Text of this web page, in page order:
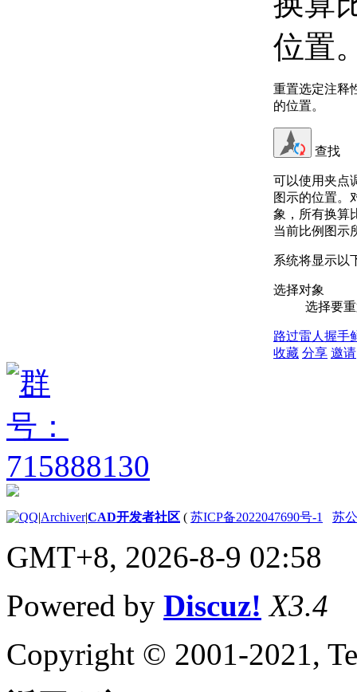
位置
重置选定注释
的位置。
查找
可以使用夹点
图示的位置。
象，所有换算
当前比例图示
系统将显示以
选择对象
选择要
路过雷人 握手
收藏 分享 邀请
|Archiver|CAD开发者社区 ( 苏ICP备2022047690号-1 苏
GMT+8, 2026-8-9 02:58
Powered by Discuz! X3.4
Copyright © 2001-2021,